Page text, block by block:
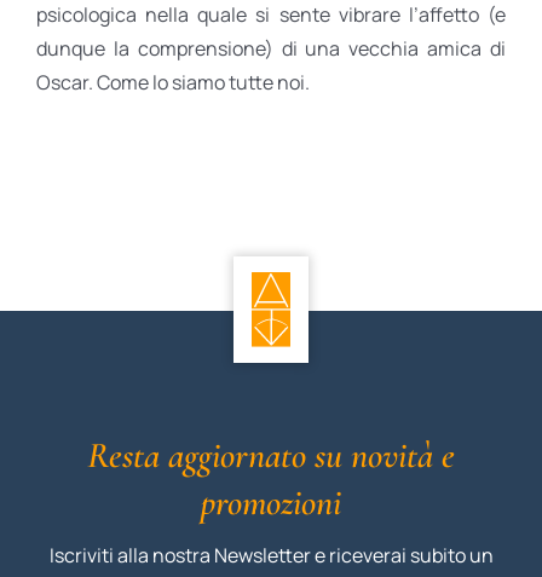
psicologica nella quale si sente vibrare l’affetto (e
dunque la comprensione) di una vecchia amica di
Oscar. Come lo siamo tutte noi.
Resta aggiornato su novità e
promozioni
Iscriviti alla nostra Newsletter e riceverai subito un